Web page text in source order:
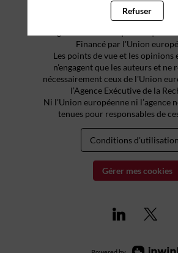
Financé par l'Union
Les points de vue et les opinions
n'engagent que les auteurs et ne
nécessairement ceux de l'Union
l’Agence Exécutive de la
Ni l'Union européenne ni l’agence
tenues pour responsables de
Conditions d'utilisation
Gérer mes cookies
Refuser